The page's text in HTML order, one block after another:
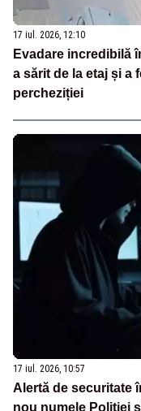
17 iul. 2026, 12:10
Evadare incredibilă
a sărit de la etaj și a
percheziției
17 iul. 2026, 10:57
Alertă de securitate
nou numele Poliției